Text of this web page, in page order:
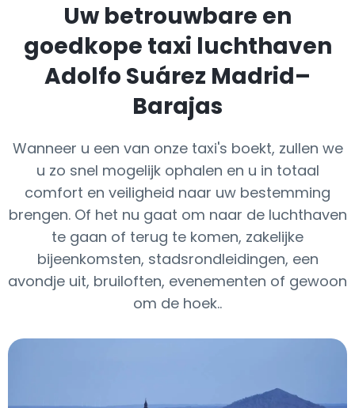
Uw betrouwbare en
goedkope taxi luchthaven
Adolfo Suárez Madrid–
Barajas
Wanneer u een van onze taxi's boekt, zullen we
u zo snel mogelijk ophalen en u in totaal
comfort en veiligheid naar uw bestemming
brengen. Of het nu gaat om naar de luchthaven
te gaan of terug te komen, zakelijke
bijeenkomsten, stadsrondleidingen, een
avondje uit, bruiloften, evenementen of gewoon
om de hoek..